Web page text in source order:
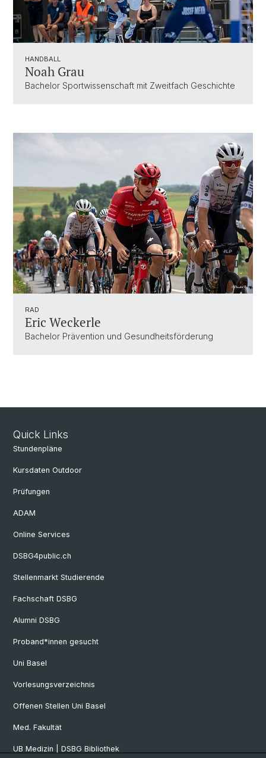
HANDBALL
Noah Grau
Bachelor Sportwissenschaft mit Zweitfach Geschichte
RAD
Eric Weckerle
Bachelor Prävention und Gesundheitsförderung
Quick Links
Stundenpläne
Kursdaten Outdoor
Prüfungen
ADAM
Online Services
DSBG4public.ch
Stellenmarkt Studierende
Fachschaft DSBG
Alumni DSBG
Proband*innen gesucht
Uni Basel
Vorlesungsverzeichnis
Offenen Stellen Uni Basel
Med. Fakultät
UB Medizin | DSBG Bibliothek